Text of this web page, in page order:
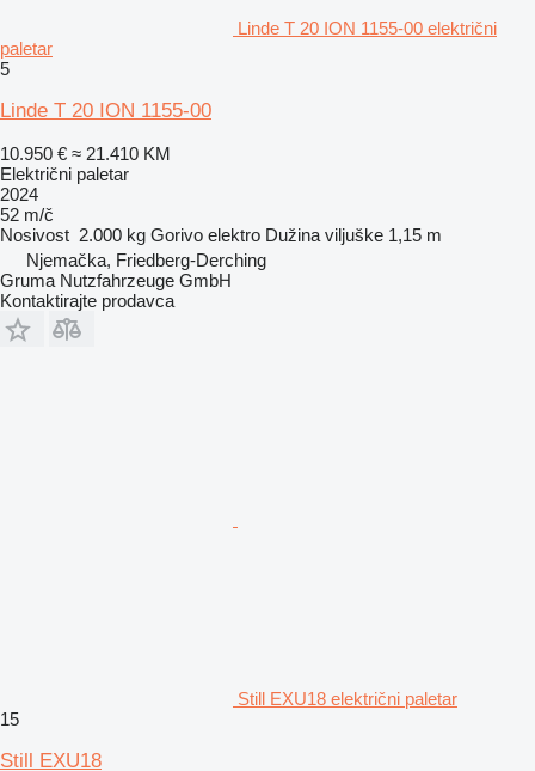
Linde T 20 ION 1155-00 električni
paletar
5
Linde T 20 ION 1155-00
10.950 € ≈ 21.410 KM
Električni paletar
2024
52 m/č
Nosivost 2.000 kg Gorivo elektro Dužina viljuške 1,15 m
Njemačka, Friedberg-Derching
Gruma Nutzfahrzeuge GmbH
Kontaktirajte prodavca
Still EXU18 električni paletar
15
Still EXU18